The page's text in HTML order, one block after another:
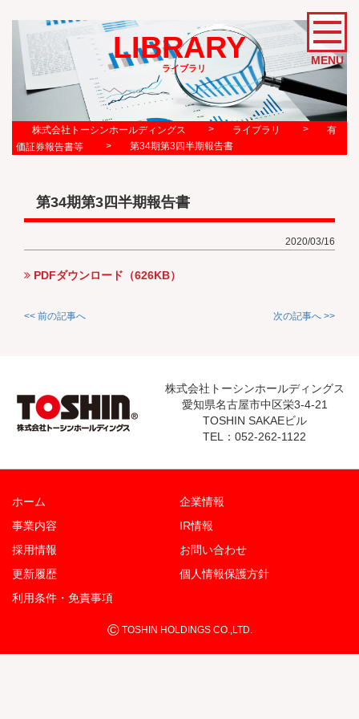
MENU
LIBRARY
ライブラリ
株式会社トーシンホールディングス > ライブラリ >
有
価証券報告書等
> 第34期第3四半期報告書
第34期第3四半期報告書
2020/03/16
PDFダウンロード（626KB）
<< 前の記事へ 次の記事へ >>
株式会社トーシンホールディングス
愛知県名古屋市中区栄3-4-21
TOSHIN SAKAEビル
TEL：052-262-1122
ホーム
企業情報
事業内容
IR情報
採用情報
お問い合わせ
更新履歴
個人情報保護方針
利用条件・免責事項
©TOSHIN HOLDINGS CO.,LTD.